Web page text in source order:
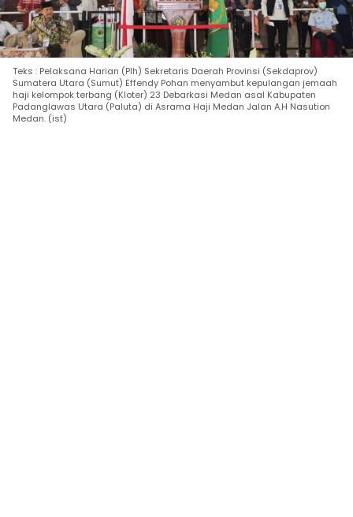
Teks : Pelaksana Harian (Plh) Sekretaris Daerah Provinsi (Sekdaprov)
Sumatera Utara (Sumut) Effendy Pohan menyambut kepulangan jemaah
haji kelompok terbang (Kloter) 23 Debarkasi Medan asal Kabupaten
Padanglawas Utara (Paluta) di Asrama Haji Medan Jalan A.H Nasution
Medan. (ist)